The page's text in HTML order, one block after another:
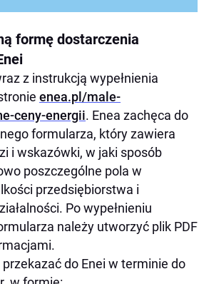
formę dostarczenia
z instrukcją wypełnienia
enea.pl/male-
ceny-energii. Enea zachęca do
formularza, który zawiera
i wskazówki, w jaki sposób
poszczególne pola w
przedsiębiorstwa i
Po wypełnieniu
należy utworzyć plik PDF
do Enei w terminie do